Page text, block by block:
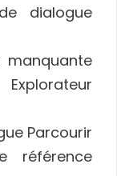
dialogue
manquante
Parcourir
référence